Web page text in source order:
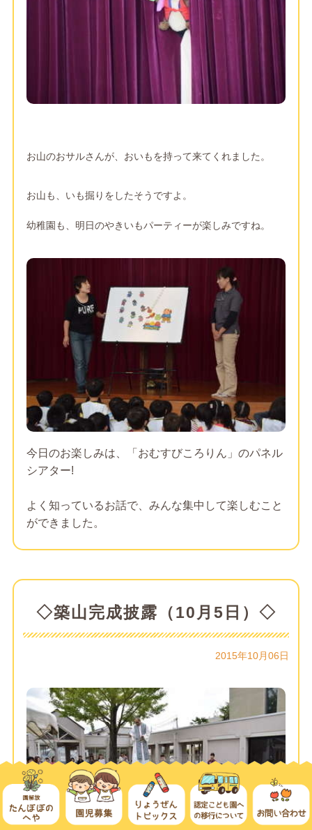
お山のおサルさんが、おいもを持って来てくれました。
お山も、いも掘りをしたそうですよ。
幼稚園も、明日のやきいもパーティーが楽しみですね。
今日のお楽しみは、「おむすびころりん」のパネル
シアター!
よく知っているお話で、みんな集中して楽しむこと
ができました。
◇築山完成披露（10月5日）◇
2015年10月06日